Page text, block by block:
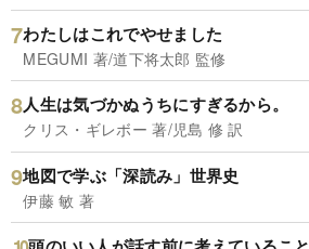
わたしはこれでやせました
MEGUMI 著/道下将太郎 監修
人生は気づかぬうちにすぎるから。
クリス・ギレボー 著/児島 修 訳
地図で学ぶ「深読み」世界史
伊藤 敏 著